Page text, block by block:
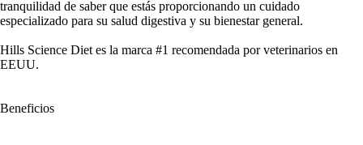
tranquilidad de saber que estás proporcionando un cuidado
especializado para su salud digestiva y su bienestar general.
Hills Science Diet es la marca #1 recomendada por veterinarios en
EEUU.
Beneficios